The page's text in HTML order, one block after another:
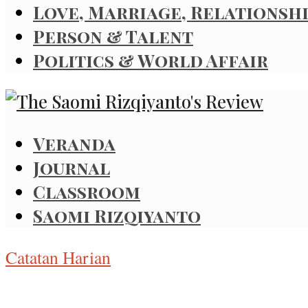
Love, Marriage,
Person & Talent
Politics & World Affair
Veranda
Journal
Classroom
Saomi Rizqiyanto
Catatan Harian